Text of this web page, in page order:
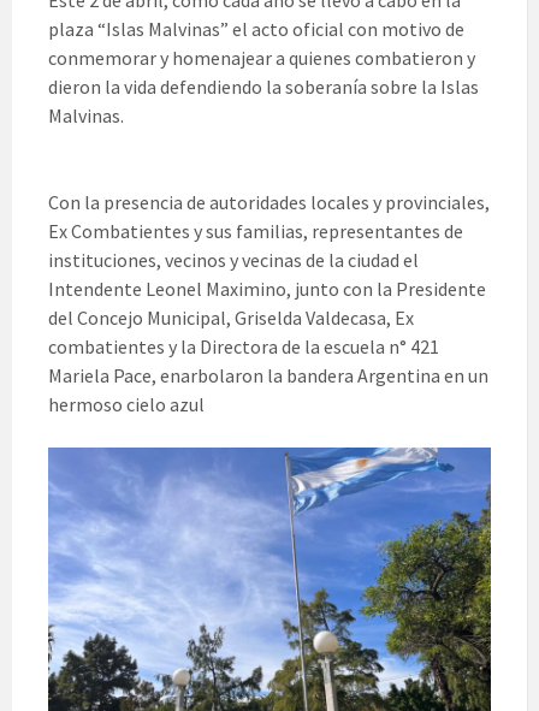
plaza “Islas Malvinas” el acto oficial con motivo de
conmemorar y homenajear a quienes combatieron y
dieron la vida defendiendo la soberanía sobre la Islas
Malvinas.
Con la presencia de autoridades locales y provinciales,
Ex Combatientes y sus familias, representantes de
instituciones, vecinos y vecinas de la ciudad el
Intendente Leonel Maximino, junto con la Presidente
del Concejo Municipal, Griselda Valdecasa, Ex
combatientes y la Directora de la escuela n° 421
Mariela Pace, enarbolaron la bandera Argentina en un
hermoso cielo azul